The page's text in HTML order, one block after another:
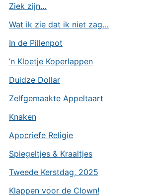
Ziek zijn…
Wat ik zie dat ik niet zag…
In de Pillenpot
’n Kloetje Koperlappen
Duidze Dollar
Zelfgemaakte Appeltaart
Knaken
Apocriefe Religie
Spiegeltjes & Kraaltjes
Tweede Kerstdag, 2025
Klappen voor de Clown!